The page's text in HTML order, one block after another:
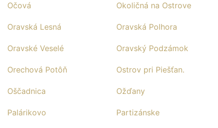
Očová Okoličná na Ostrove
Oravská Lesná Oravská Polhora
Oravské Veselé Oravský Podzámok
Orechová Potôň Ostrov pri Piešťan.
Oščadnica Ožďany
Palárikovo Partizánske